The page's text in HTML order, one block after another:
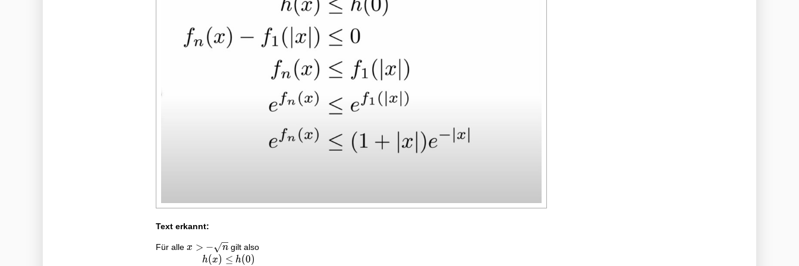
Text erkannt:
Für alle x>-
\sqrt{n}
x > − n gilt also
\begin{aligned}
h(x) ≤ h(0)